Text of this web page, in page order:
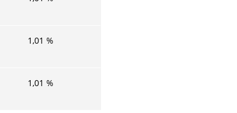
1,01 %
1,01 %